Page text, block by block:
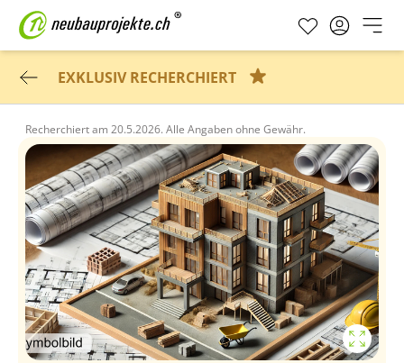
EXKLUSIV RECHERCHIERT
Recherchiert am 20.5.2026. Alle Angaben ohne Gewähr.